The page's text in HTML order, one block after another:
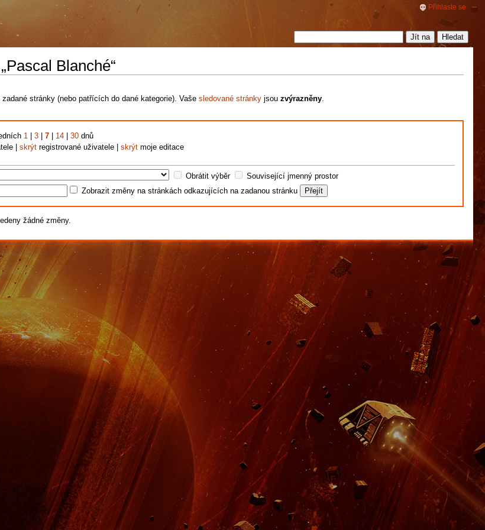
Blanché“
stránky (nebo patřících do dané kategorie). Vaše sledované stránky jsou zvýrazněny
1 | 3| 7| 14| 30dnů
| skrýtregistrované uživatele | skrýtmoje editace
Obrátit výběr
Související jmenný prostor
Zobrazit změny na stránkách odkazujících na zadanou stránku
žádné změny.
Přihlaste se